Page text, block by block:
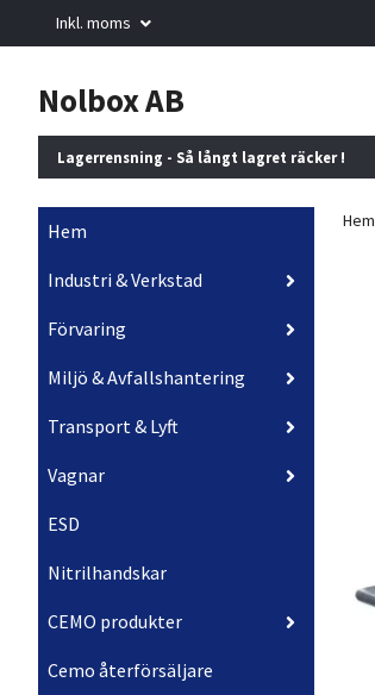
Inkl. moms
Nolbox AB
Lagerrensning - Så långt lagret räcker !
Hem
Industri & Verkstad
Förvaring
Miljö & Avfallshantering
Transport & Lyft
Vagnar
ESD
Nitrilhandskar
CEMO produkter
Cemo återförsäljare
Hem